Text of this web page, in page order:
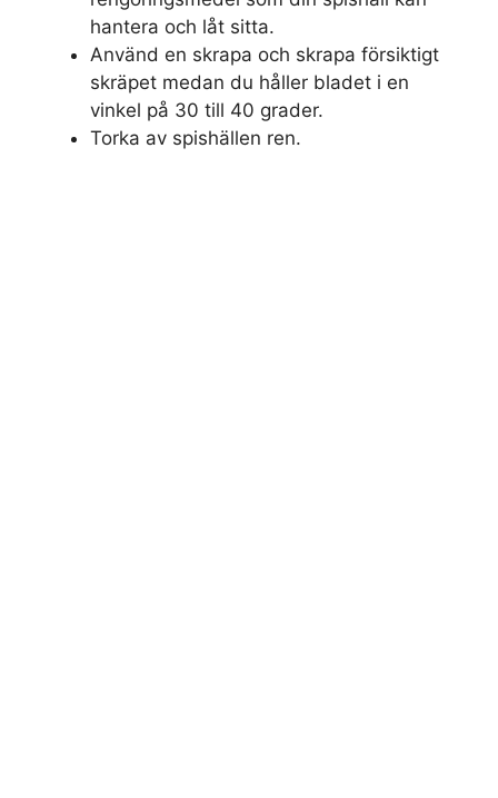
hantera och låt sitta.
Använd en skrapa och skrapa försiktigt
skräpet medan du håller bladet i en
vinkel på 30 till 40 grader.
Torka av spishällen ren.